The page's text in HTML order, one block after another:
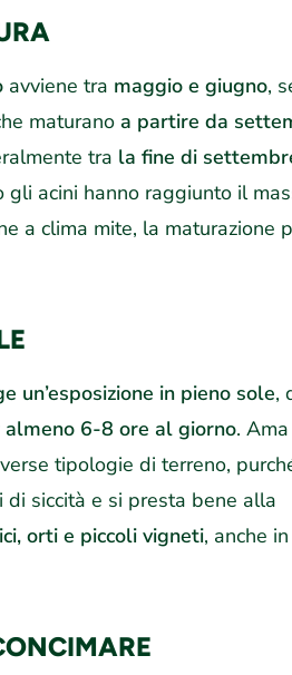
avviene tra maggio e giugno,
maturano a partire da
tra la fine di
gli acini hanno raggiunto il
a clima mite, la maturazione
un’esposizione in pieno sole,
6-8 ore al giorno.
tipologie di terreno,
siccità e si presta bene alla
orti e piccoli vigneti, anche in